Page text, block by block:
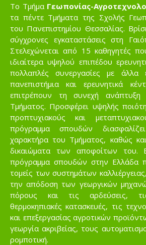
Το Τμήμα Γεωπονίας-
τα πέντε Τμήματα της Σχολής
του Πανεπιστημίου Θεσσαλίας.
σύγχρονες εγκαταστάσεις στη
Στελεχώνεται από 15 καθηγητές
ιδιαίτερα υψηλού επιπέδου
πολλαπλές συνεργασίες με άλλα
πανεπιστήμια και ερευνητικά
επιτρέπουν τη συνεχή
Τμήματος. Προσφέρει υψηλής
προπτυχιακούς και
πρόγραμμα σπουδών
χαρακτήρα του Τμήματος, καθώς
δικαιώματα των αποφοίτων του.
πρόγραμμα σπουδών στην Ελλάδα
τομείς των συστημάτων
την απόδοση των γεωργικών
πόρους και τις αρδεύσεις,
θερμοκηπιακές κατασκευές, τις
και επεξεργασίας αγροτικών
γεωργία ακριβείας, τους
ρομποτική.